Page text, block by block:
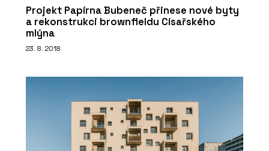
PRODUKTY
Projekt Papírna Bubeneč přinese nové byty
a rekonstrukci brownfieldu Císařského
mlýna
23. 8. 2018